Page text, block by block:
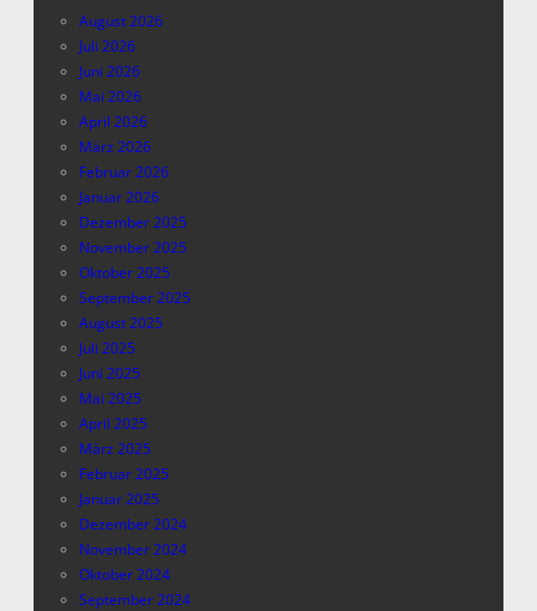
August 2026
Juli 2026
Juni 2026
Mai 2026
April 2026
März 2026
Februar 2026
Januar 2026
Dezember 2025
November 2025
Oktober 2025
September 2025
August 2025
Juli 2025
Juni 2025
Mai 2025
April 2025
März 2025
Februar 2025
Januar 2025
Dezember 2024
November 2024
Oktober 2024
September 2024